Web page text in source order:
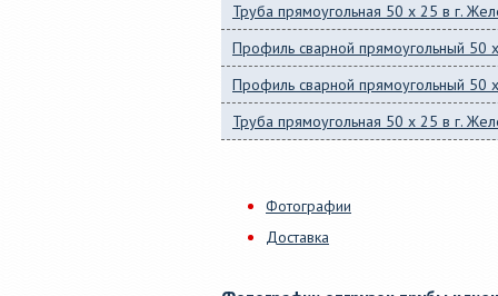
Труба прямоугольная 50 x 25 в г.
Профиль сварной прямоугольный 50
Профиль сварной прямоугольный 50
Труба прямоугольная 50 x 25 в г.
Фотографии
Доставка